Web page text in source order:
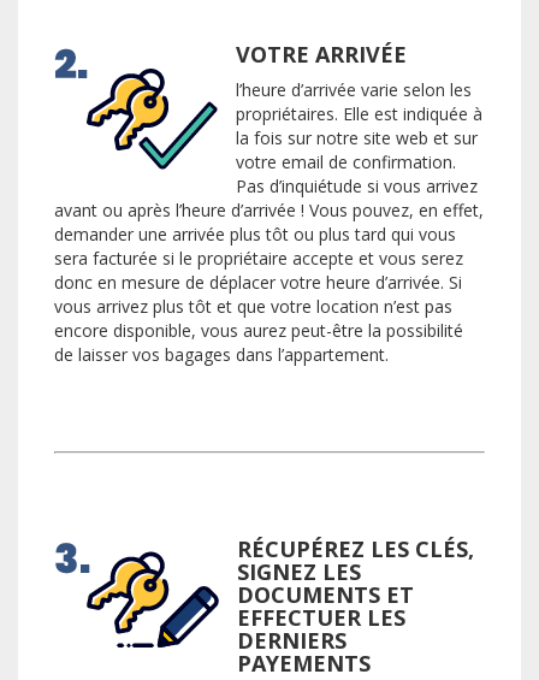
VOTRE ARRIVÉE
l’heure d’arrivée varie selon les
propriétaires. Elle est indiquée à
la fois sur notre site web et sur
votre email de confirmation.
Pas d’inquiétude si vous arrivez
avant ou après l’heure d’arrivée ! Vous pouvez, en effet,
demander une arrivée plus tôt ou plus tard qui vous
sera facturée si le propriétaire accepte et vous serez
donc en mesure de déplacer votre heure d’arrivée. Si
vous arrivez plus tôt et que votre location n’est pas
encore disponible, vous aurez peut-être la possibilité
de laisser vos bagages dans l’appartement.
RÉCUPÉREZ LES CLÉS,
SIGNEZ LES
DOCUMENTS ET
EFFECTUER LES
DERNIERS
PAYEMENTS